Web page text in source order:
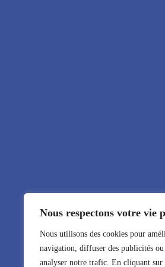
Nous respectons votre vie
Nous utilisons des cookies pour
navigation, diffuser des publicités ou
analyser notre trafic. En cliquant sur